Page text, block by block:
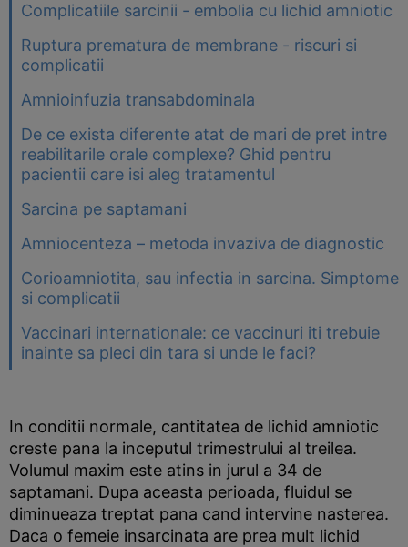
Complicatiile sarcinii - embolia cu lichid amniotic
Ruptura prematura de membrane - riscuri si
complicatii
Amnioinfuzia transabdominala
De ce exista diferente atat de mari de pret intre
reabilitarile orale complexe? Ghid pentru
pacientii care isi aleg tratamentul
Sarcina pe saptamani
Amniocenteza – metoda invaziva de diagnostic
Corioamniotita, sau infectia in sarcina. Simptome
si complicatii
Vaccinari internationale: ce vaccinuri iti trebuie
inainte sa pleci din tara si unde le faci?
In conditii normale, cantitatea de lichid amniotic
creste pana la inceputul trimestrului al treilea.
Volumul maxim este atins in jurul a 34 de
saptamani. Dupa aceasta perioada, fluidul se
diminueaza treptat pana cand intervine nasterea.
Daca o femeie insarcinata are prea mult lichid